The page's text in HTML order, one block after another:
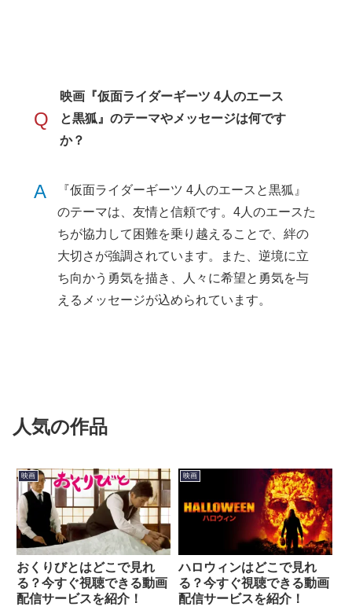
Q
映画『仮面ライダーギーツ 4人のエース
と黒狐』のテーマやメッセージは何です
か？
A
『仮面ライダーギーツ 4人のエースと黒狐』
のテーマは、友情と信頼です。4人のエースた
ちが協力して困難を乗り越えることで、絆の
大切さが強調されています。また、逆境に立
ち向かう勇気を描き、人々に希望と勇気を与
えるメッセージが込められています。
人気の作品
映画
おくりびとはどこで見れ
る？今すぐ視聴できる動画
配信サービスを紹介！
映画
ハロウィンはどこで見れ
る？今すぐ視聴できる動画
配信サービスを紹介！